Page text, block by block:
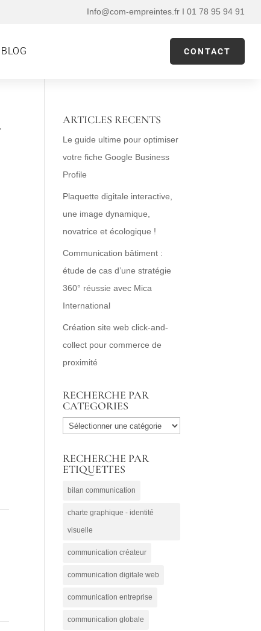
Info@com-empreintes.fr I 01 78 95 94 91
BLOG CONTACT
ARTICLES RECENTS
Le guide ultime pour optimiser
votre fiche Google Business
Profile
Plaquette digitale interactive,
une image dynamique,
novatrice et écologique !
Communication bâtiment :
étude de cas d’une stratégie
360° réussie avec Mica
International
Création site web click-and-
collect pour commerce de
proximité
RECHERCHE PAR
CATEGORIES
RECHERCHE
CATEGORIES
RECHERCHE PAR
ETIQUETTES
bilan communication
charte graphique - identité
visuelle
communication créateur
communication digitale web
communication entreprise
communication globale